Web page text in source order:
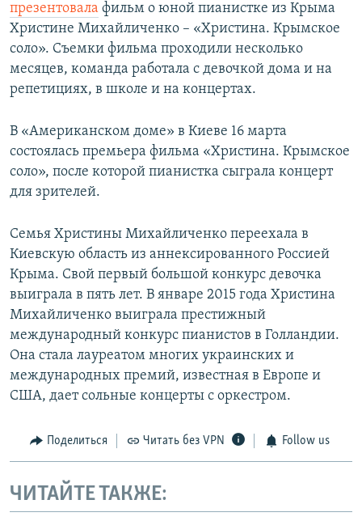
презентовала фильм о юной пианистке из Крыма
Христине Михайличенко – «Христина. Крымское
соло». Съемки фильма проходили несколько
месяцев, команда работала с девочкой дома и на
репетициях, в школе и на концертах.
В «Американском доме» в Киеве 16 марта
состоялась премьера фильма «Христина. Крымское
соло», после которой пианистка сыграла концерт
для зрителей.
Семья Христины Михайличенко переехала в
Киевскую область из аннексированного Россией
Крыма. Свой первый большой конкурс девочка
выиграла в пять лет. В январе 2015 года Христина
Михайличенко выиграла престижный
международный конкурс пианистов в Голландии.
Она стала лауреатом многих украинских и
международных премий, известная в Европе и
США, дает сольные концерты с оркестром.
Поделиться Читать без VPN Follow us
ЧИТАЙТЕ ТАКЖЕ: